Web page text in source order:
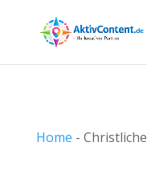
Home -